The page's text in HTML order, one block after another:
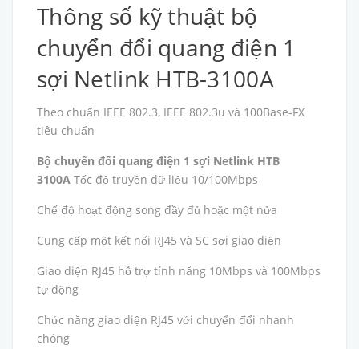
Thông số kỹ thuật bộ
chuyển đổi quang điện 1
sợi Netlink HTB-3100A
Theo chuẩn IEEE 802.3, IEEE 802.3u và 100Base-FX
tiêu chuẩn
Bộ chuyển đổi quang điện 1 sợi Netlink HTB
3100A Tốc độ truyền dữ liệu 10/100Mbps
Chế độ hoạt động song đầy đủ hoặc một nửa
Cung cấp một kết nối RJ45 và SC sợi giao diện
Giao diện RJ45 hỗ trợ tính năng 10Mbps và 100Mbps
tự động
Chức năng giao diện RJ45 với chuyển đổi nhanh
chóng